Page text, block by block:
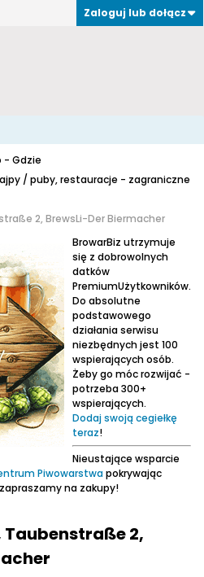
Zaloguj lub dołącz
- Gdzie
/ puby, restauracje - zagraniczne
2, BrewsLi-Der Biermacher
BrowarBiz utrzymuje
się z dobrowolnych
datków
PremiumUżytkowników.
Do absolutne
podstawowego
działania serwisu
niezbędnych jest 100
wspierających osób.
Żeby go móc rozwijać -
potrzeba 300+
wspierających.
Dodaj swoją cegiełkę
teraz!
Nieustające wsparcie
Piwowarstwapokrywając
na zakupy!
2,